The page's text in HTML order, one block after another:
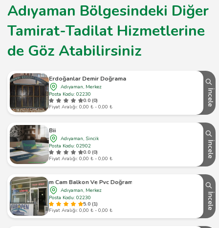
Adıyaman Bölgesindeki Diğer
Tamirat-Tadilat Hizmetlerine
de Göz Atabilirsiniz
Erdoğanlar Demir Doğrama
Adıyaman, Merkez
Posta Kodu: 02230
0.0 (0)
Fiyat Aralığı: 0,00 ₺ - 0,00 ₺
İncele
Bii
Adıyaman, Sincik
Posta Kodu: 02902
0.0 (0)
Fiyat Aralığı: 0,00 ₺ - 0,00 ₺
İncele
Cam Balkon Ve Pvc Doğrama Sistemleri(Real Bayi)
Adıyaman, Merkez
Posta Kodu: 02230
5.0 (1)
Fiyat Aralığı: 0,00 ₺ - 0,00 ₺
İncele